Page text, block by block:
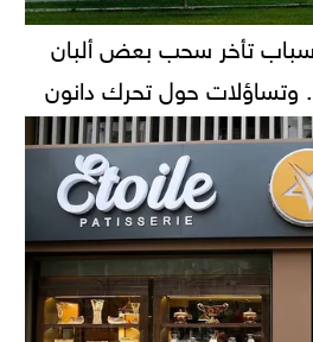
تأخر سحب بعض ألبان
وتساؤلات حول تحرك دانون